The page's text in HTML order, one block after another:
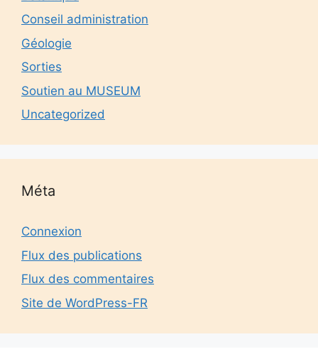
Conseil administration
Géologie
Sorties
Soutien au MUSEUM
Uncategorized
Méta
Connexion
Flux des publications
Flux des commentaires
Site de WordPress-FR